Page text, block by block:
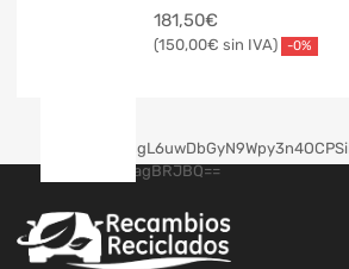
181,50€
150,00€ -0%